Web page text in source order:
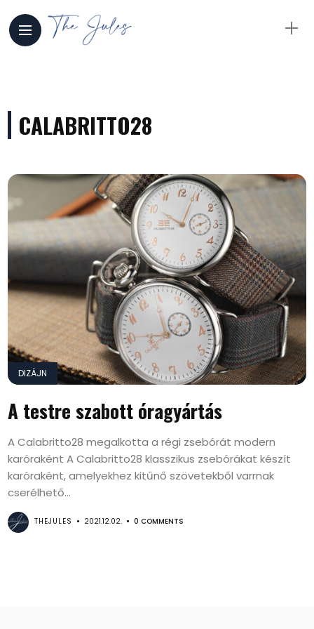
CALABRITTO28
DIZÁJN
A testre szabott óragyártás
A Calabritto28 megalkotta a régi zsebórát modern
karóraként A Calabritto28 klasszikus zsebórákat készít
karóraként, amelyekhez kitűnő szövetekből varrnak
cserélhető...
THEJULES 2021.12.02. 0 COMMENTS